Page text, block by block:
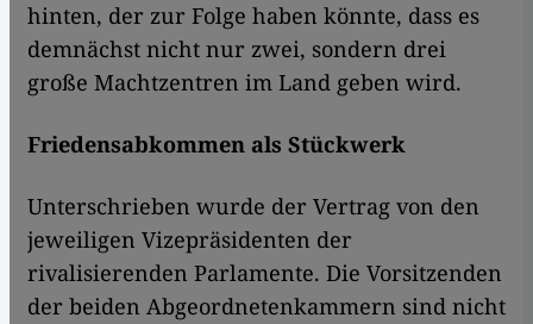
hinten, der zur Folge haben könnte, dass es
demnächst nicht nur zwei, sondern drei
große Machtzentren im Land geben wird.
Friedensabkommen als Stückwerk
Unterschrieben wurde der Vertrag von den
jeweiligen Vizepräsidenten der
rivalisierenden Parlamente. Die Vorsitzenden
der beiden Abgeordnetenkammern sind nicht